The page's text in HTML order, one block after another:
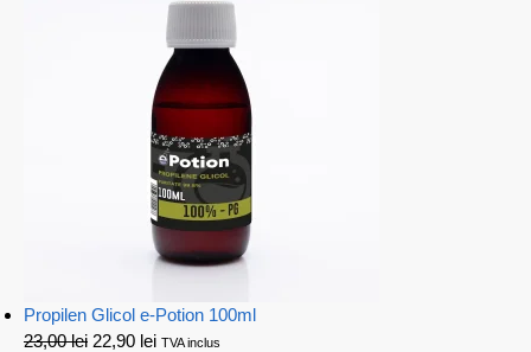
Propilen Glicol e-Potion 100ml
23,00lei 22,90 lei TVA inclus